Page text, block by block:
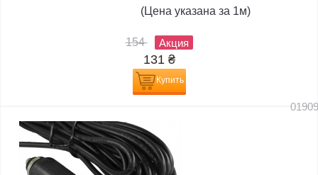
(Цена указана за 1м)
154 Акция
131 ₴
Купить